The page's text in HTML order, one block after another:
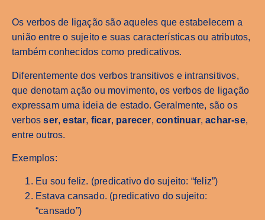
Os verbos de ligação são aqueles que estabelecem a
união entre o sujeito e suas características ou atributos,
também conhecidos como predicativos.
Diferentemente dos verbos transitivos e intransitivos,
que denotam ação ou movimento, os verbos de ligação
expressam uma ideia de estado. Geralmente, são os
verbosser,estar, ficar, parecer,continuar,achar-se,
entre outros.
Exemplos:
Eu sou feliz. (predicativo do sujeito: “feliz”)
Estava cansado. (predicativo do sujeito:
“cansado”)